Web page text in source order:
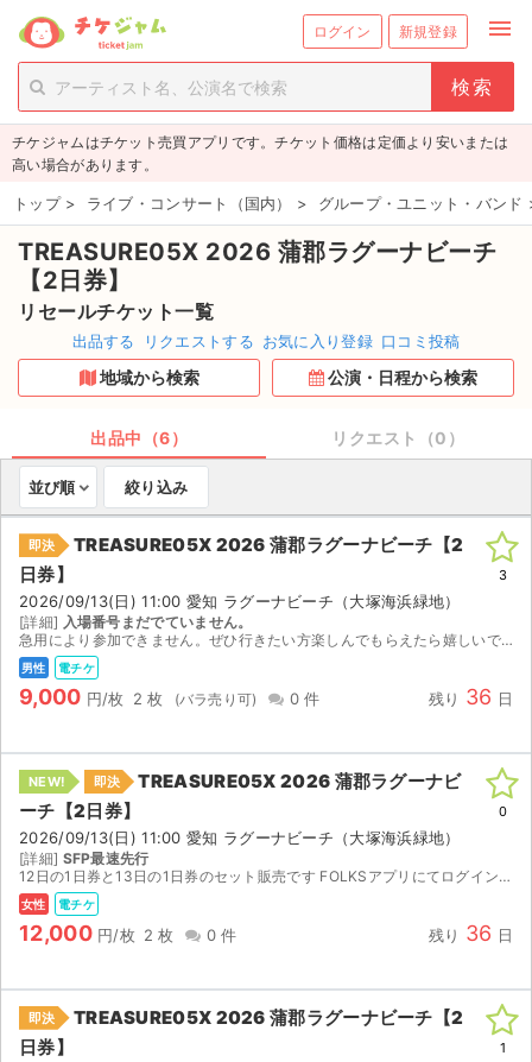
ログイン 新規登録 menu
person_add 新規会員登録
チケットを探す
新着チケット
値下げしたチケット
都道府県からチケットを探す
もうすぐ開催のチケット
取扱チケット
ライブ・コンサート（国内）
ライブ・コンサート（海外）
イベント
スポーツ
ご利用ガイド
ご利用ガイド
手数料・お支払い方法
AIに質問する
お知らせ
チケジャムはチケット売買アプリです。チケット価格は定価より安いまたは
高い場合があります。
トップ > ライブ・コンサート（国内） > グループ・ユニット・バンド
TREASURE05X 2026 蒲郡ラグーナビーチ
【2日券】
リセールチケット一覧
出品する リクエストする お気に入り登録 口コミ投稿
地域から検索 公演・日程から検索
出品中（6） リクエスト（0）
並び順 絞り込み
即決
TREASURE05X 2026 蒲郡ラグーナビーチ【2
日券】
2026/09/13(日) 11:00 愛知 ラグーナビーチ（大塚海浜緑地）
[詳細] 入場番号まだでていません。
急用により参加できません。ぜひ行きたい方楽しんでもらえたら嬉しいです。
男性 電チケ
9,000 円/枚 2 枚 0 件 残り 36 日
3
NEW! 即決
TREASURE05X 2026 蒲郡ラグーナビ
ーチ【2日券】
2026/09/13(日) 11:00 愛知 ラグーナビーチ（大塚海浜緑地）
[詳細] SFP最速先行
12日の1日券と13日の1日券のセット販売です FOLKSアプリにてログインをお願いします 事前に顔写真登録が必要です。 時間に余裕を持って申請をお願いします 分配開始8/28〜
女性 電チケ
12,000 円/枚 2 枚 0 件 残り 36 日
0
即決
TREASURE05X 2026 蒲郡ラグーナビーチ【2
日券】
1